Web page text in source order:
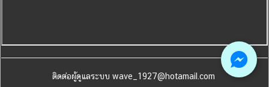
ติดต่อผู้ดูแลระบบ wave_1927@hotamail.com